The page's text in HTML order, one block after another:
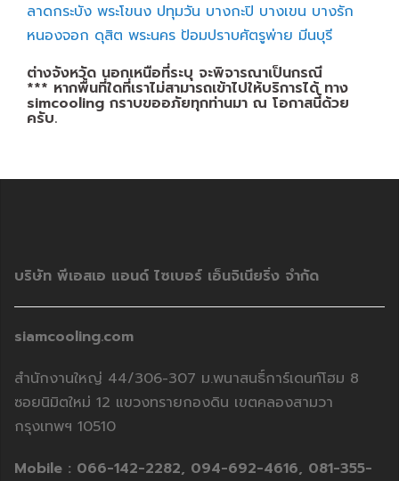
ลาดกระบัง พระโขนง ปทุมวัน บางกะปิ บางเขน บางรัก
หนองจอก ดุสิต พระนคร ป้อมปราบศัตรูพ่าย มีนบุรี
ต่างจังหวัด นอกเหนือที่ระบุ จะพิจารณาเป็นกรณี
*** หากพื้นที่ใดที่เราไม่สามารถเข้าไปให้บริการได้ ทาง
simcooling กราบขออภัยทุกท่านมา ณ โอกาสนี้ด้วย
ครับ.
บริษัท พีเอสเอ แอนด์ ไซเบอร์ เอ็นจิเนียริ่ง จำกัด
siamcooling.com
สำนักงานใหญ่ 44/306-307 ม.พนาสนธิ์การ์เดนท์โฮม 8
ซอยนิมิตใหม่ 12 แขวงทรายกองดิน เขตคลองสามวา
กรุงเทพฯ 10510
Mobile : 066-142-2282, 094-692-4616, 081-355-